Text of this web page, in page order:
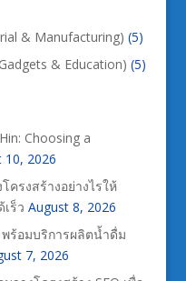
& Manufacturing) (5)
& Education) (5)
Choosing a
10, 2026
ครงสร้างอย่างไรให้
ร็ว August 8, 2026
ร้อมบริการผลิตน้ำดื่ม
7, 2026